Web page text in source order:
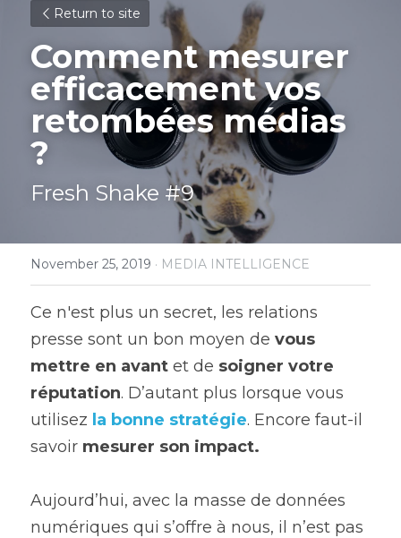
Return to site
Comment mesurer
efficacement vos
retombées médias
?
Fresh Shake #9
November 25, 2019 · MEDIA INTELLIGENCE
Ce n'est plus un secret, les relations
presse sont un bon moyen de vous
mettre en avant et de soigner votre
réputation. D’autant plus lorsque vous
utilisez la bonne stratégie. Encore faut-il
savoir mesurer son impact.
Aujourd’hui, avec la masse de données
numériques qui s’offre à nous, il n’est pas